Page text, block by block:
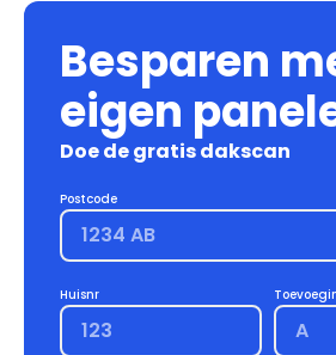
Besparen
eigen
Doe de gratis dakscan
Postcode
Huisnr